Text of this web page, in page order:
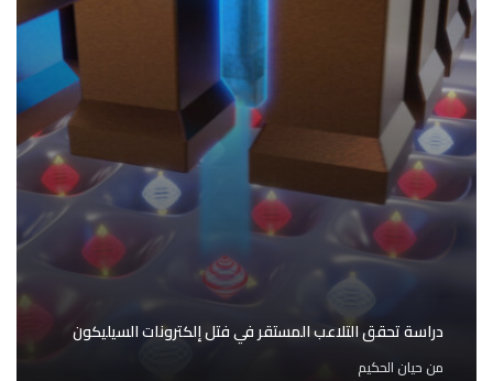
دراسة تحقق التلاعب المستقر في فتل إلكترونات السيليكون
من حيان الحكيم